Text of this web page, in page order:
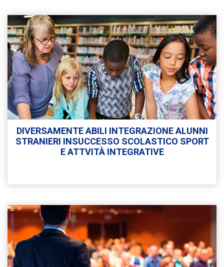
DIVERSAMENTE ABILI INTEGRAZIONE ALUNNI
STRANIERI INSUCCESSO SCOLASTICO SPORT
E ATTVITÀ INTEGRATIVE